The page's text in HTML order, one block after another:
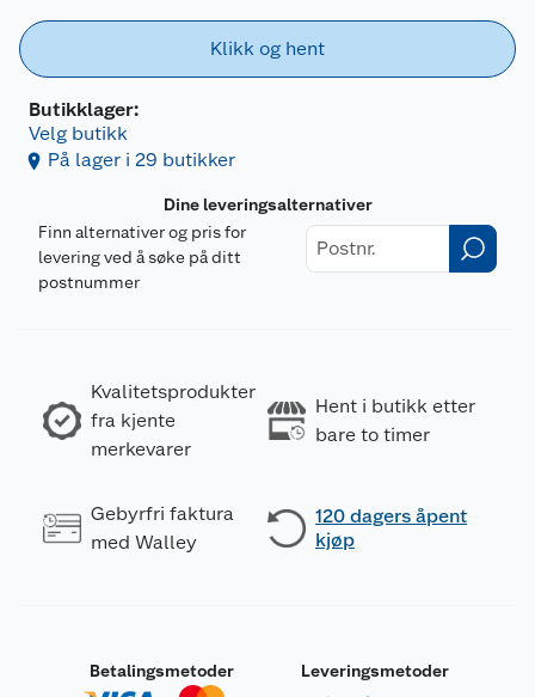
Klikk og hent
Butikklager:
Velg butikk
På lager i 29 butikker
Dine leveringsalternativer
Finn alternativer og pris for
levering ved å søke på ditt
postnummer
Kvalitetsprodukter
fra kjente
merkevarer
Hent i butikk etter
bare to timer
Gebyrfri faktura
med Walley
120 dagers åpent
kjøp
Betalingsmetoder Leveringsmetoder